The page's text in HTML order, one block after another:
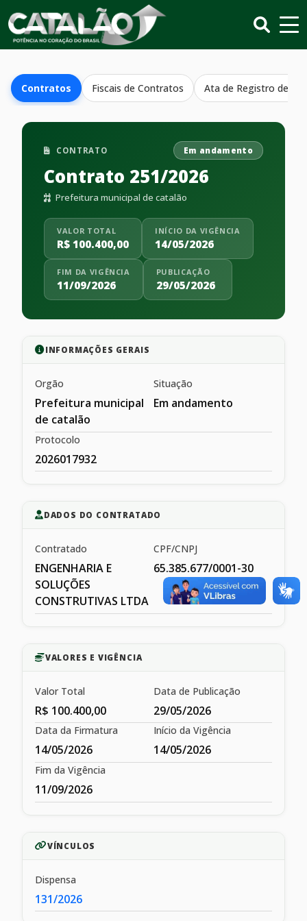
Contratos Fiscais de Contratos Ata de Registro de
CONTRATO Em andamento
Contrato 251/2026
Prefeitura municipal de catalão
VALOR TOTAL
R$ 100.400,00
INÍCIO DA VIGÊNCIA
14/05/2026
FIM DA VIGÊNCIA
11/09/2026
PUBLICAÇÃO
29/05/2026
INFORMAÇÕES GERAIS
Orgão
Prefeitura municipal
de catalão
Situação
Em andamento
Protocolo
2026017932
DADOS DO CONTRATADO
Contratado
ENGENHARIA E
SOLUÇÕES
CONSTRUTIVAS LTDA
CPF/CNPJ
65.385.677/0001-30
VALORES E VIGÊNCIA
Valor Total
R$ 100.400,00
Data de Publicação
29/05/2026
Data da Firmatura
14/05/2026
Início da Vigência
14/05/2026
Fim da Vigência
11/09/2026
VÍNCULOS
Dispensa
131/2026